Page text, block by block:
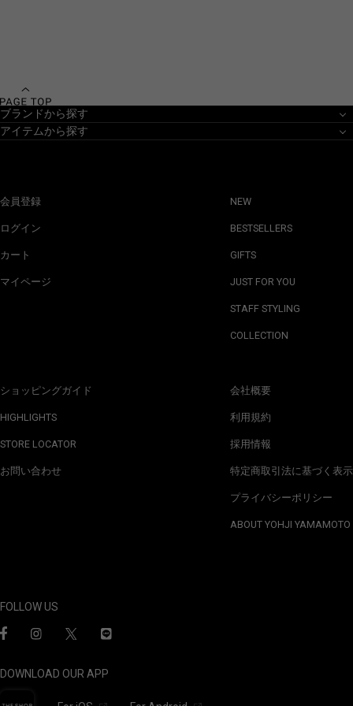
ブランドから探す
アイテムから探す
会員登録
ログイン
カート
マイページ
ショッピングガイド
HIGHLIGHTS
STORE LOCATOR
お問い合わせ
NEW
BESTSELLERS
GIFTS
JUST FOR YOU
STAFF STYLING
COLLECTION
会社概要
利用規約
採用情報
特定商取引法に基づく表示
プライバシーポリシー
ABOUT YOHJI YAMAMOTO
FOLLOW US
DOWNLOAD OUR APP